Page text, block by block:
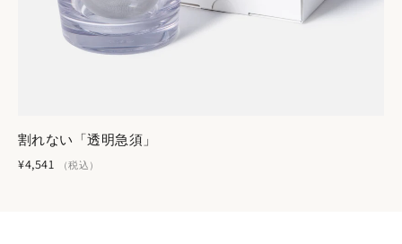
割れない「透明急須」
¥4,541 （税込）